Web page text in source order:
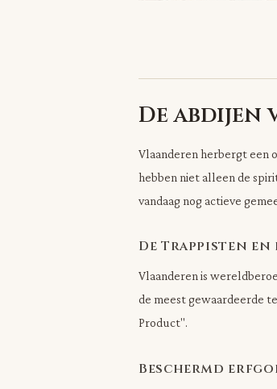
De abdijen
Vlaanderen herbergt een
hebben niet alleen de
vandaag nog actieve
De Trappisten
Vlaanderen is
de meest gewaardeerde
Product".
Beschermd